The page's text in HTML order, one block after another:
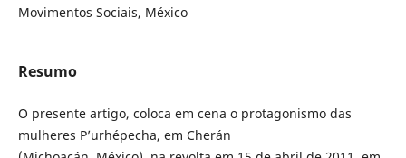
Movimentos Sociais, México
Resumo
O presente artigo, coloca em cena o protagonismo das
mulheres P’urhépecha, em Cherán